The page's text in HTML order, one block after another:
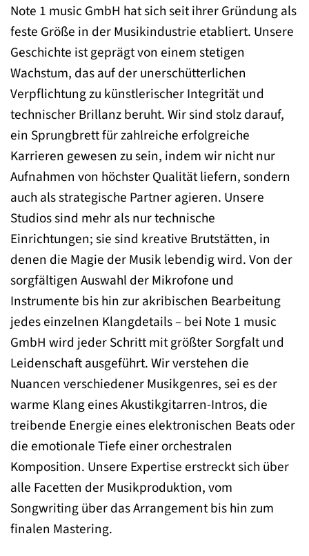
Note 1 music GmbH hat sich seit ihrer Gründung als
feste Größe in der Musikindustrie etabliert. Unsere
Geschichte ist geprägt von einem stetigen
Wachstum, das auf der unerschütterlichen
Verpflichtung zu künstlerischer Integrität und
technischer Brillanz beruht. Wir sind stolz darauf,
ein Sprungbrett für zahlreiche erfolgreiche
Karrieren gewesen zu sein, indem wir nicht nur
Aufnahmen von höchster Qualität liefern, sondern
auch als strategische Partner agieren. Unsere
Studios sind mehr als nur technische
Einrichtungen; sie sind kreative Brutstätten, in
denen die Magie der Musik lebendig wird. Von der
sorgfältigen Auswahl der Mikrofone und
Instrumente bis hin zur akribischen Bearbeitung
jedes einzelnen Klangdetails – bei Note 1 music
GmbH wird jeder Schritt mit größter Sorgfalt und
Leidenschaft ausgeführt. Wir verstehen die
Nuancen verschiedener Musikgenres, sei es der
warme Klang eines Akustikgitarren-Intros, die
treibende Energie eines elektronischen Beats oder
die emotionale Tiefe einer orchestralen
Komposition. Unsere Expertise erstreckt sich über
alle Facetten der Musikproduktion, vom
Songwriting über das Arrangement bis hin zum
finalen Mastering.